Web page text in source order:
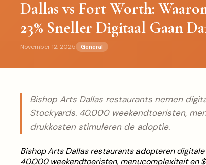
Dallas vs Fort Worth:
23% Sneller Digitaal Gaan
November 12, 2025 General
Bishop Arts Dallas restaurants nemen
Stockyards. 40.000 weekendtoeristen,
drukkosten stimuleren de adoptie.
Bishop Arts Dallas restaurants adopteren
40.000 weekendtoeristen, menucomplexiteit en